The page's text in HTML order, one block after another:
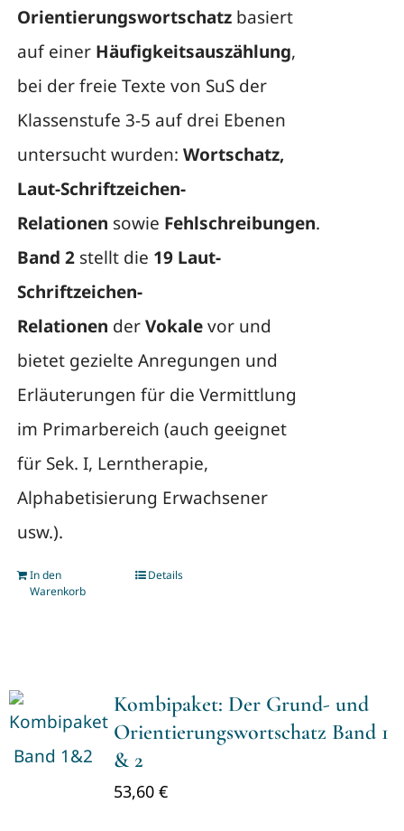
Orientierungswortschatzbasiert
auf einer Häufigkeitsauszählung,
bei der freie Texte von SuS der
Klassenstufe 3-5 auf drei Ebenen
untersucht wurden: Wortschatz,
Laut-Schriftzeichen-
Relationen sowie Fehlschreibungen.
Band 2stellt die 19 Laut-
Schriftzeichen-
Relationen derVokalevor und
bietet gezielte Anregungen und
Erläuterungen für die Vermittlung
im Primarbereich (auch geeignet
für Sek. I, Lerntherapie,
Alphabetisierung Erwachsener
usw.).
In den
Warenkorb
Details
Kombipaket: Der Grund- und
Orientierungswortschatz Band 1
& 2
53,60 €